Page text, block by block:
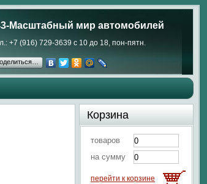
Масштабный мир автомобилей
+7 (916) 729-3639 с 10 до 18, пон-пятн.
Корзина
товаров
на сумму
перейти к корзине